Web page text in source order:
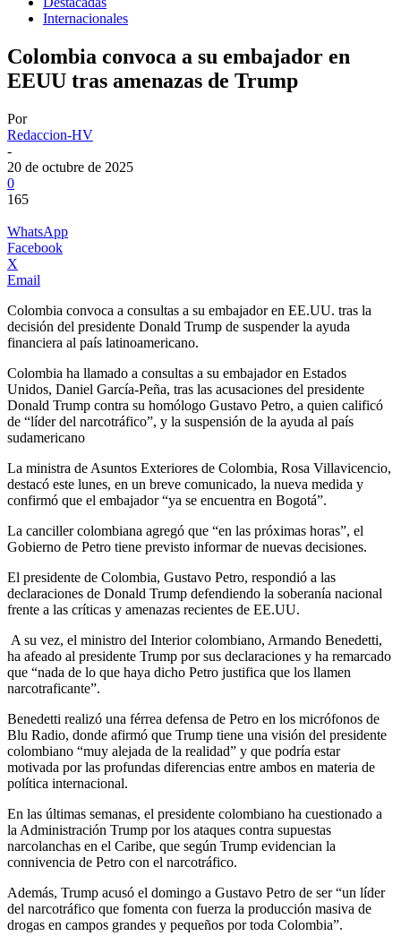
Internacionales
Colombia convoca a su embajador en
EEUU tras amenazas de Trump
Por
Redaccion-HV
-
20 de octubre de 2025
0
165
WhatsApp
Facebook
X
Email
Colombia convoca a consultas a su embajador en EE.UU. tras la
decisión del presidente Donald Trump de suspender la ayuda
financiera al país latinoamericano.
Colombia ha llamado a consultas a su embajador en Estados
Unidos, Daniel García-Peña, tras las acusaciones del presidente
Donald Trump contra su homólogo Gustavo Petro, a quien calificó
de “líder del narcotráfico”, y la suspensión de la ayuda al país
sudamericano
La ministra de Asuntos Exteriores de Colombia, Rosa Villavicencio,
destacó este lunes, en un breve comunicado, la nueva medida y
confirmó que el embajador “ya se encuentra en Bogotá”.
La canciller colombiana agregó que “en las próximas horas”, el
Gobierno de Petro tiene previsto informar de nuevas decisiones.
El presidente de Colombia, Gustavo Petro, respondió a las
declaraciones de Donald Trump defendiendo la soberanía nacional
frente a las críticas y amenazas recientes de EE.UU.
A su vez, el ministro del Interior colombiano, Armando Benedetti,
ha afeado al presidente Trump por sus declaraciones y ha remarcado
que “nada de lo que haya dicho Petro justifica que los llamen
narcotraficante”.
Benedetti realizó una férrea defensa de Petro en los micrófonos de
Blu Radio, donde afirmó que Trump tiene una visión del presidente
colombiano “muy alejada de la realidad” y que podría estar
motivada por las profundas diferencias entre ambos en materia de
política internacional.
En las últimas semanas, el presidente colombiano ha cuestionado a
la Administración Trump por los ataques contra supuestas
narcolanchas en el Caribe, que según Trump evidencian la
connivencia de Petro con el narcotráfico.
Además, Trump acusó el domingo a Gustavo Petro de ser “un líder
del narcotráfico que fomenta con fuerza la producción masiva de
drogas en campos grandes y pequeños por toda Colombia”.